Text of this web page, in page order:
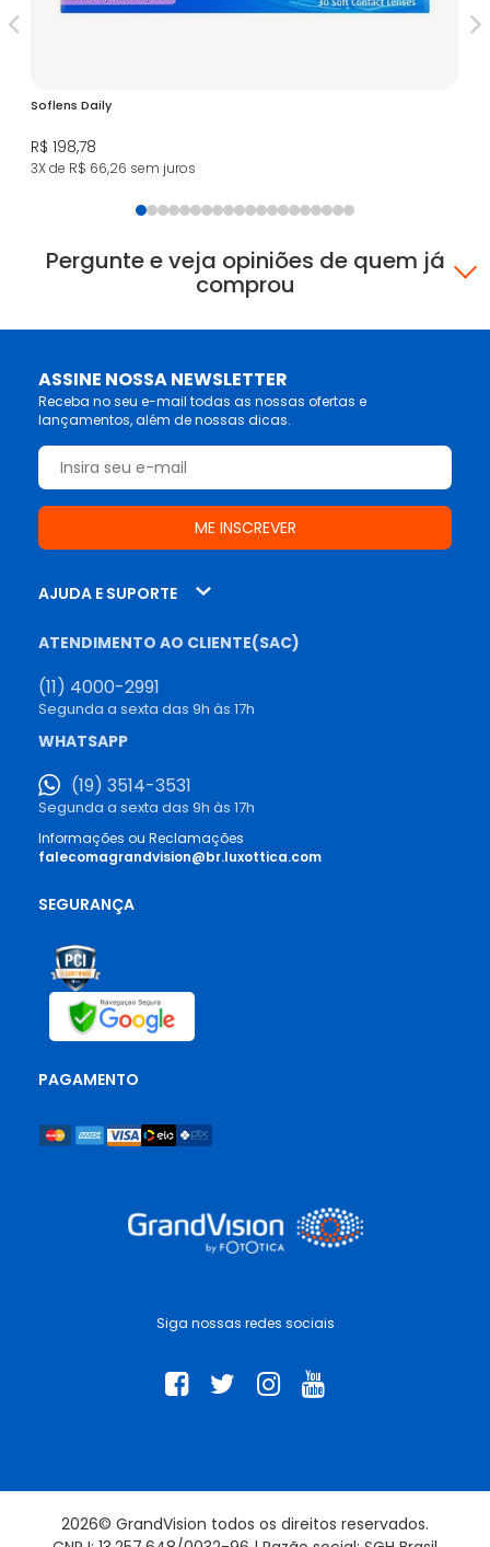
Soflens Daily
R$ 198,78
3X de R$ 66,26 sem juros
Pergunte e veja opiniões de quem já
comprou
ASSINE NOSSA NEWSLETTER
Receba no seu e-mail todas as nossas ofertas e
lançamentos, além de nossas dicas.
Siga nossas redes sociais
AJUDA E SUPORTE
ATENDIMENTO AO CLIENTE(SAC)
(11) 4000-2991
Segunda a sexta das 9h às 17h
WHATSAPP
(19) 3514-3531
Segunda a sexta das 9h às 17h
Informações ou Reclamações
falecomagrandvision@br.luxottica.com
SEGURANÇA
PAGAMENTO
2026© GrandVision todos os direitos reservados.